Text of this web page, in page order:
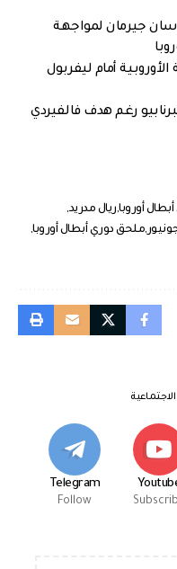
جيرمان لمواجهة
أمام ليفربول
رغم هدف فالفيردي
أوروبا ريال مدريد
ملحق دوري أبطال أوروبا
Telegram
Follow